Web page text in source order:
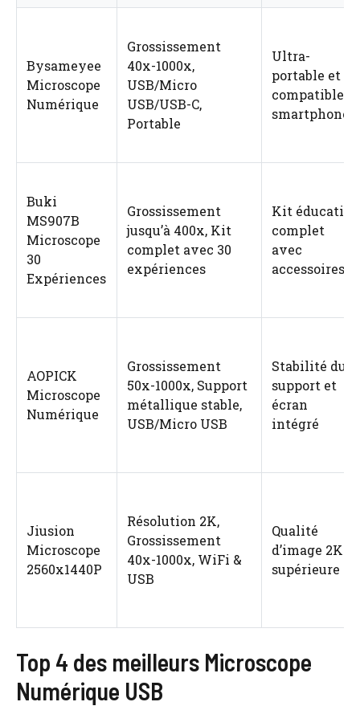
Bysameyee
Microscope
Numérique
Grossissement
40x-1000x,
USB/Micro
USB/USB-C,
Portable
Ultra-
portable et
compatible
smartphone
Buki
MS907B
Microscope
30
Expériences
Grossissement
jusqu’à 400x, Kit
complet avec 30
expériences
Kit éducatif
complet
avec
accessoires
AOPICK
Microscope
Numérique
Grossissement
50x-1000x, Support
métallique stable,
USB/Micro USB
Stabilité du
support et
écran
intégré
Jiusion
Microscope
2560x1440P
Résolution 2K,
Grossissement
40x-1000x, WiFi &
USB
Qualité
d’image 2K
supérieure
Top 4 des meilleurs Microscope
Numérique USB